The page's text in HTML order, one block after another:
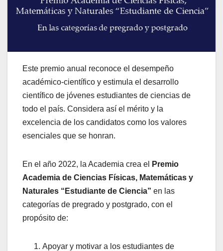
Este premio anual reconoce el desempeño
académico-científico y estimula el desarrollo
científico de jóvenes estudiantes de ciencias de
todo el país. Considera así el mérito y la
excelencia de los candidatos como los valores
esenciales que se honran.
En el año 2022, la Academia crea el
Premio
Academia de Ciencias Físicas, Matemáticas y
Naturales “Estudiante de Ciencia” en las
categorías de pregrado y postgrado, con el
propósito de:
Apoyar y motivar a los estudiantes de